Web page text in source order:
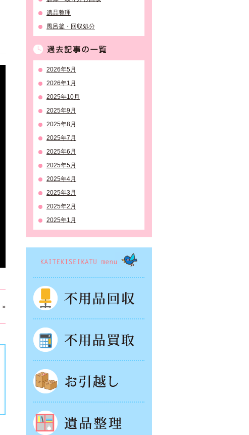
»
遺品整理
風呂釜・回収処分
2026年5月
2026年1月
2025年10月
2025年9月
2025年8月
2025年7月
2025年6月
2025年5月
2025年4月
2025年3月
2025年2月
2025年1月